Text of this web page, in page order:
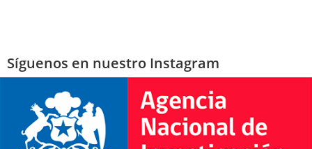
Síguenos en nuestro Instagram